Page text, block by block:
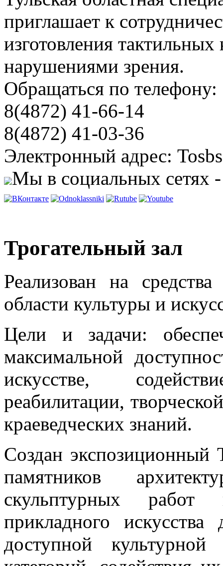
приглашает к
изготовления
нарушениями зрения.
Обращаться по телефону:
8(4872) 41-66-14
8(4872) 41-03-36
Электронный адрес:
Мы в социальных сетях
Трогательный зал
Реализован на
области культуры и
Цели и задачи:
максимальной
искусстве,
реабилитации,
краеведческих знаний.
Создан экспозиционный
памятников
скульптурных работ
прикладного
доступной